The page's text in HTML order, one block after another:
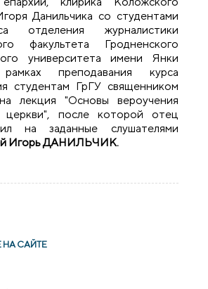
Данильчика со студентами
отделения журналистики
факультета Гродненского
университета имени Янки
преподавания курса
студентам ГрГУ священником
лекция "Основы вероучения
церкви", после которой отец
на заданные слушателями
Игорь ДАНИЛЬЧИК.
факультета
НА САЙТЕ